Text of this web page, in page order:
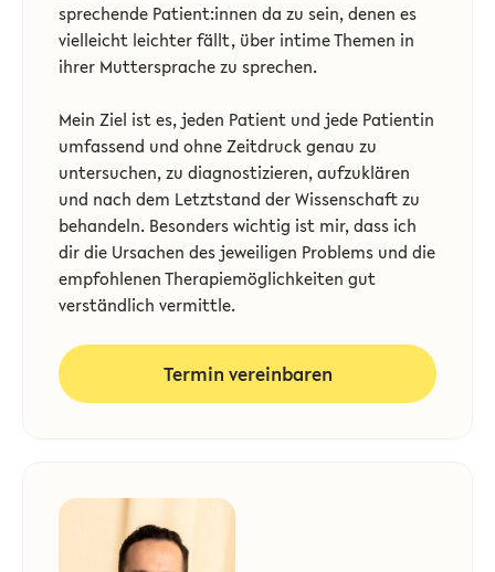
sprechende Patient:innen da zu sein, denen es
vielleicht leichter fällt, über intime Themen in
ihrer Muttersprache zu sprechen.
Mein Ziel ist es, jeden Patient und jede Patientin
umfassend und ohne Zeitdruck genau zu
untersuchen, zu diagnostizieren, aufzuklären
und nach dem Letztstand der Wissenschaft zu
behandeln. Besonders wichtig ist mir, dass ich
dir die Ursachen des jeweiligen Problems und die
empfohlenen Therapiemöglichkeiten gut
verständlich vermittle.
Termin vereinbaren